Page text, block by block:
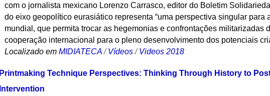
com o jornalista mexicano Lorenzo Carrasco, editor do Boletim
do eixo geopolítico eurasiático representa “uma perspectiva singular para
mundial, que permita trocar as hegemonias e confrontações militarizadas
cooperação internacional para o pleno desenvolvimento dos potenciais
Localizado em MIDIATECA /Vídeos /Videos 2018
Printmaking Technique Perspectives: Thinking Through History to
Intervention